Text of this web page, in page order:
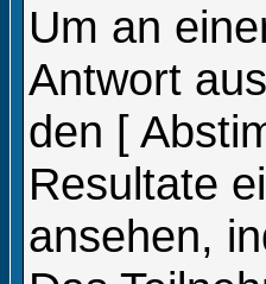
Um an
Antwort
den [
Resultate
ansehen,